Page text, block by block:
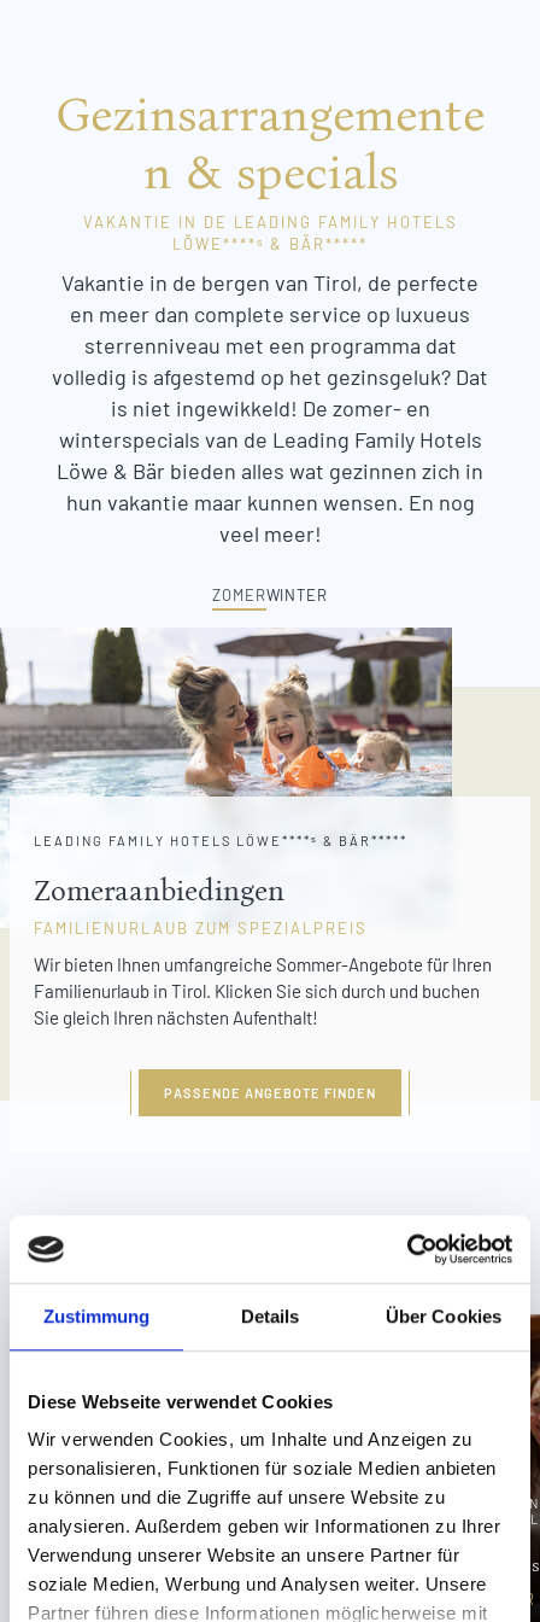
Zustimmung Details Über Cookies
Diese Webseite verwendet Cookies
Wir verwenden Cookies, um Inhalte und Anzeigen zu
personalisieren, Funktionen für soziale Medien anbieten
zu können und die Zugriffe auf unsere Website zu
analysieren. Außerdem geben wir Informationen zu Ihrer
Verwendung unserer Website an unsere Partner für
soziale Medien, Werbung und Analysen weiter. Unsere
Partner führen diese Informationen möglicherweise mit
Gezinsarrangemente
n & specials
VAKANTIE IN DE LEADING FAMILY HOTELS
LÖWE****ˢ & BÄR*****
Vakantie in de bergen van Tirol, de perfecte
en meer dan complete service op luxueus
sterrenniveau met een programma dat
volledig is afgestemd op het gezinsgeluk? Dat
is niet ingewikkeld! De zomer- en
winterspecials van de Leading Family Hotels
Löwe & Bär bieden alles wat gezinnen zich in
hun vakantie maar kunnen wensen. En nog
veel meer!
ZOMERWINTER
LEADING FAMILY HOTELS LÖWE****ˢ & BÄR*****
Zomeraanbiedingen
FAMILIENURLAUB ZUM SPEZIALPREIS
Wir bieten Ihnen umfangreiche Sommer-Angebote für Ihren
Familienurlaub in Tirol. Klicken Sie sich durch und buchen
Sie gleich Ihren nächsten Aufenthalt!
PASSENDE ANGEBOTE FINDEN
VAKANTIE MET HET
HELE GEZIN
Leading Family Hotel
Löwe & Bär
NU INCHECKEN
GUTSCHEINWELT VON
LÖWE & BÄR
Vreugde schenken
MEER INFORMATIE
HOTELS